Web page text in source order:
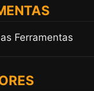
Ferramentas